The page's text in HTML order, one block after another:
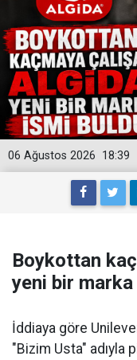
18:39
06 Ağustos 2026
Boykottan
yeni bir
İddiaya göre
"Bizim Usta" adıyla